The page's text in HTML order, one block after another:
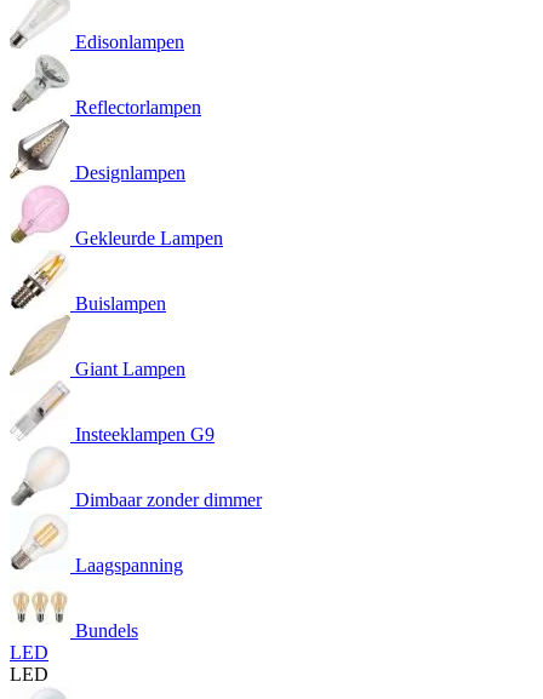
Edisonlampen
Reflectorlampen
Designlampen
Gekleurde Lampen
Buislampen
Giant Lampen
Insteeklampen G9
Dimbaar zonder dimmer
Laagspanning
Bundels
LED
LED